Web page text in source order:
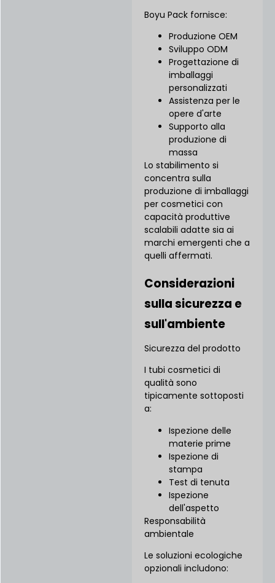
Boyu Pack fornisce:
Produzione OEM
Sviluppo ODM
Progettazione di
imballaggi
personalizzati
Assistenza per le
opere d'arte
Supporto alla
produzione di
massa
Lo stabilimento si
concentra sulla
produzione di imballaggi
per cosmetici con
capacità produttive
scalabili adatte sia ai
marchi emergenti che a
quelli affermati.
Considerazioni
sulla sicurezza e
sull'ambiente
Sicurezza del prodotto
I tubi cosmetici di
qualità sono
tipicamente sottoposti
a:
Ispezione delle
materie prime
Ispezione di
stampa
Test di tenuta
Ispezione
dell'aspetto
Responsabilità
ambientale
Le soluzioni ecologiche
opzionali includono: